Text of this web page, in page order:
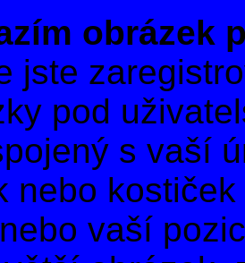
obrázek
jste
pod
s vaší
nebo
vaší